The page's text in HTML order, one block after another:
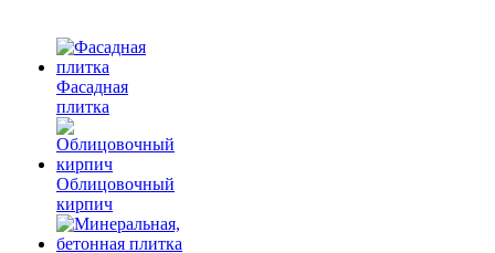
Фасадная
плитка
Облицовочный
кирпич